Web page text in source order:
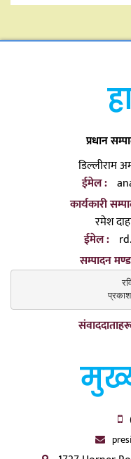
प्रधान
डिल्लीराम
ईमेल :
कार्यकारी
रमेश
ईमेल :
सम्पादन